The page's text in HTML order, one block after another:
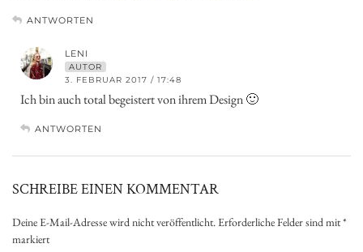
ANTWORTEN
LENI
AUTOR
3. FEBRUAR 2017 / 17:48
Ich bin auch total begeistert von ihrem Design 🙂
ANTWORTEN
SCHREIBE EINEN KOMMENTAR
Deine E-Mail-Adresse wird nicht veröffentlicht.Erforderliche Felder sind mit*
markiert